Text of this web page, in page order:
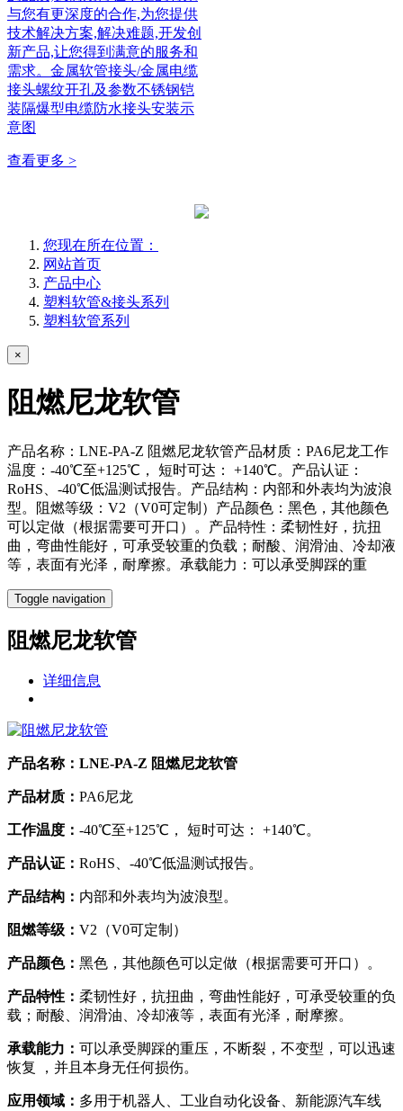
与您有更深度的合作,为您提供
技术解决方案,解决难题,开发创
新产品,让您得到满意的服务和
需求。金属软管接头/金属电缆
接头螺纹开孔及参数不锈钢铠
装隔爆型电缆防水接头安装示
意图
查看更多 >
您现在所在位置：
网站首页
产品中心
塑料软管&接头系列
塑料软管系列
×
阻燃尼龙软管
产品名称：LNE-PA-Z 阻燃尼龙软管产品材质：PA6尼龙工作
温度：-40℃至+125℃， 短时可达： +140℃。产品认证：
RoHS、-40℃低温测试报告。产品结构：内部和外表均为波浪
型。阻燃等级：V2（V0可定制）产品颜色：黑色，其他颜色
可以定做（根据需要可开口）。产品特性：柔韧性好，抗扭
曲，弯曲性能好，可承受较重的负载；耐酸、润滑油、冷却液
等，表面有光泽，耐摩擦。承载能力：可以承受脚踩的重
Toggle navigation
阻燃尼龙软管
详细信息
产品名称： LNE-PA-Z 阻燃尼龙软管
产品材质： PA6尼龙
工作温度： -40℃至+125℃， 短时可达： +140℃。
产品认证： RoHS、-40℃低温测试报告。
产品结构： 内部和外表均为波浪型。
阻燃等级： V2（V0可定制）
产品颜色： 黑色，其他颜色可以定做（根据需要可开口）。
产品特性： 柔韧性好，抗扭曲，弯曲性能好，可承受较重的负
载；耐酸、润滑油、冷却液等，表面有光泽，耐摩擦。
承载能力： 可以承受脚踩的重压，不断裂，不变型，可以迅速
恢复 ，并且本身无任何损伤。
应用领域： 多用于机器人、工业自动化设备、新能源汽车线